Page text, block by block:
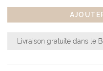
Livraison gratuite dans le